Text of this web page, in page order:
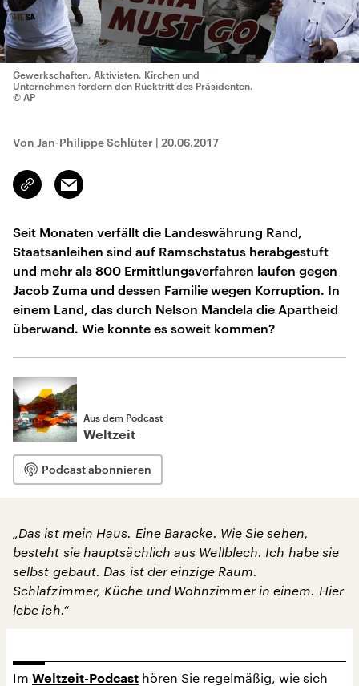
Gewerkschaften, Aktivisten, Kirchen und
Unternehmen fordern den Rücktritt des Präsidenten.
© AP
Von Jan-Philippe Schlüter | 20.06.2017
Link
kopieren/teilen
Email
Seit Monaten verfällt die Landeswährung Rand,
Staatsanleihen sind auf Ramschstatus herabgestuft
und mehr als 800 Ermittlungsverfahren laufen gegen
Jacob Zuma und dessen Familie wegen Korruption. In
einem Land, das durch Nelson Mandela die Apartheid
überwand. Wie konnte es soweit kommen?
Aus dem Podcast
Weltzeit
Podcast abonnieren
„Das ist mein Haus. Eine Baracke. Wie Sie sehen,
besteht sie hauptsächlich aus Wellblech. Ich habe sie
selbst gebaut. Das ist der einzige Raum.
Schlafzimmer, Küche und Wohnzimmer in einem. Hier
lebe ich.“
Im Weltzeit-Podcast hören Sie regelmäßig, wie sich